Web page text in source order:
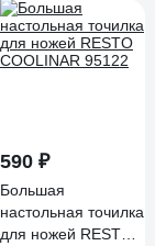
590 ₽
Большая
настольная точилка
для ножей RESTO